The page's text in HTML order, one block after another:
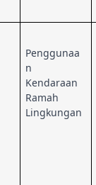
Penggunaa
n
Kendaraan
Ramah
Lingkungan